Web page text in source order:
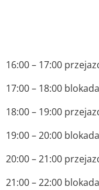
16:00 – 17:00
17:00 – 18:00
18:00 – 19:00
19:00 – 20:00
20:00 – 21:00
21:00 – 22:00